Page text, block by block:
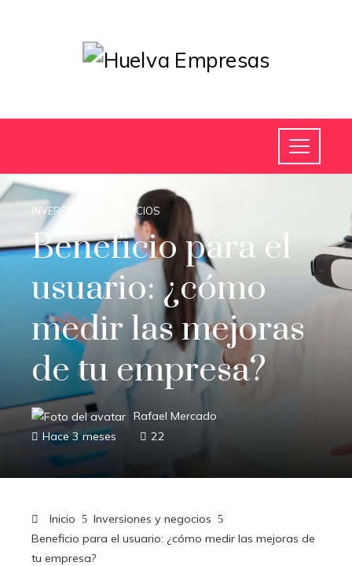
INVERSIONES Y NEGOCIOS
Beneficio para el
usuario: ¿cómo
medir las mejoras
de tu empresa?
Rafael Mercado
Hace 3 meses
22
Inicio
Inversiones y negocios
Beneficio para el usuario: ¿cómo medir las mejoras de
tu empresa?